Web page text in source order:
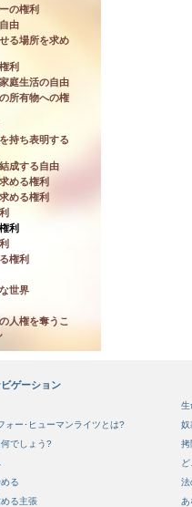
の権利
由
る場所を求め
利
庭生活の自由
所有物への権
持ち表明する
成する自由
める権利
める権利
利
権利
世界
人権を奪うこ
ゲーション
ォー･ヒューマンライツとは?
何でしょう?
る
める主張
生
奴
拷
法